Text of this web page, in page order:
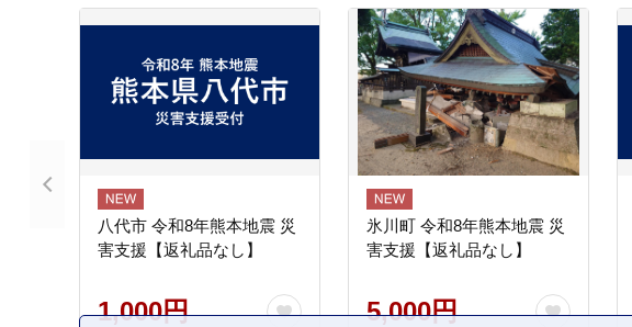
八代市 令和8年熊本地震 災
害支援【返礼品なし】
1,000円
氷川町 令和8年熊本地震 災
害支援【返礼品なし】
5,000円